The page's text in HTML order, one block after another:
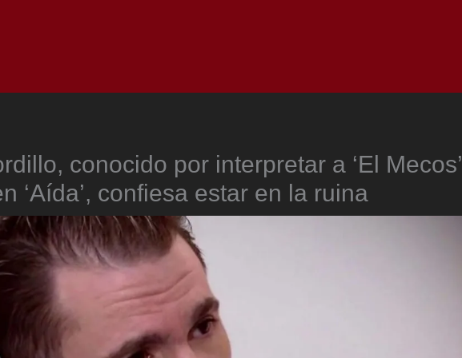
conocido por interpretar a ‘El Mecos’
‘Aída’, confiesa estar en la ruina